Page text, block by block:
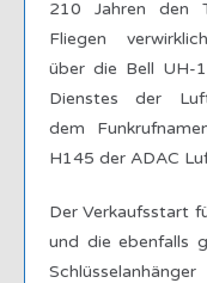
210 Jahren den
Fliegen
über die Bell UH-
Dienstes der
dem
H145 der ADAC
Der Verkaufsstart
und die ebenfalls